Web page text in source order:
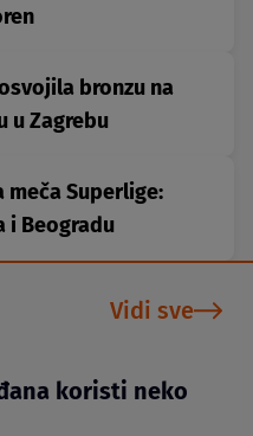
bronzu na
u Zagrebu
meča Superlige:
i Beogradu
Vidi sve
koristi neko